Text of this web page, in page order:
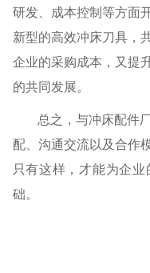
研发、成本控制等方面
新型的高效冲床刀具，
企业的采购成本，又提
的共同发展。
总之，与冲床配件
配、沟通交流以及合作
只有这样，才能为企
础。